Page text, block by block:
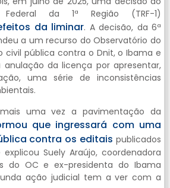
Federal da 1ª Região (TRF-1)
da liminar. A decisão, da 6ª
a um recurso do Observatório do
pública contra o Dnit, o Ibama e
anulação da licença por apresentar,
uma série de inconsistências
uma vez a pavimentação da
que ingressará com uma
contra os editais publicados
Suely Araújo, coordenadora
do OC e ex-presidenta do Ibama
ação judicial tem a ver com a